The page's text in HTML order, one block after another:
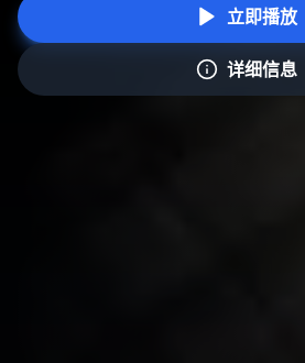
立即播放
详细信息